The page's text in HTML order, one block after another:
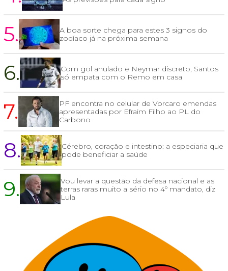
5.
A boa sorte chega para estes 3 signos do
zodíaco já na próxima semana
6.
Com gol anulado e Neymar discreto, Santos
só empata com o Remo em casa
7.
PF encontra no celular de Vorcaro emendas
apresentadas por Efraim Filho ao PL do
Carbono
8.
Cérebro, coração e intestino: a especiaria que
pode beneficiar a saúde
9.
Vou levar a questão da defesa nacional e as
terras raras muito a sério no 4º mandato, diz
Lula